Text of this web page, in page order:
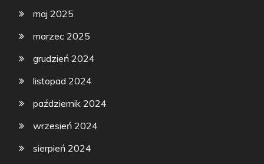
maj 2025
marzec 2025
grudzień 2024
listopad 2024
październik 2024
wrzesień 2024
sierpień 2024